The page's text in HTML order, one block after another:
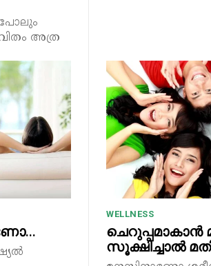
പോലും
അത്ര
WELLNESS
സൂക്ഷിച്ചാൽ